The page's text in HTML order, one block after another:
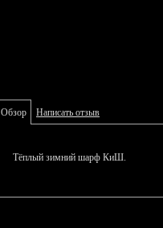
Обзор Написать отзыв
Тёплый зимний шарф КиШ.